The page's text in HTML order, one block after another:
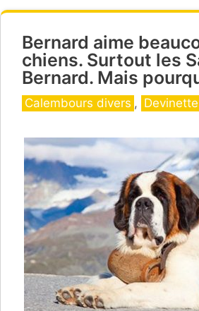
Bernard aime
chiens. Surtout les
Bernard. Mais
Catégories
Calembours divers ,